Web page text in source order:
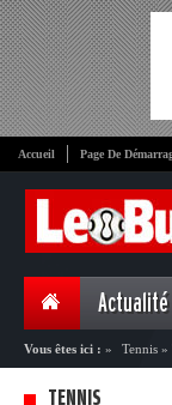
Accueil Page De
Actualité
Vous êtes ici : » Tennis »
TENNIS